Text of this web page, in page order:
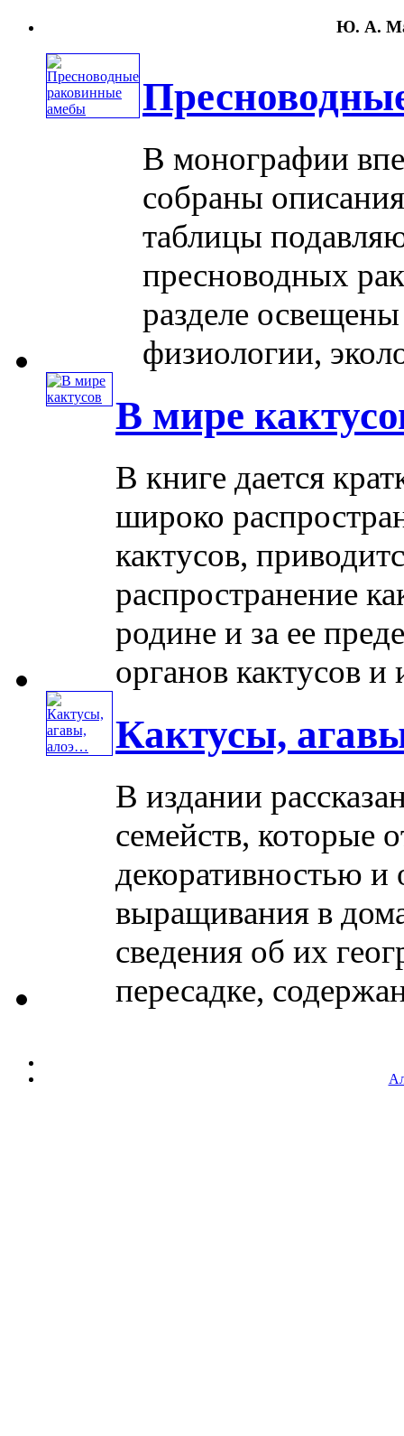
Ю. А.
В монографии
собраны
таблицы
пресноводных
разделе
физиологии,
В мире
В книге дается
широко
кактусов,
распространение
родине и за ее
органов кактусов и
Кактусы,
В издании
семейств, которые
декоративностью и
выращивания в
сведения об их
пересадке,